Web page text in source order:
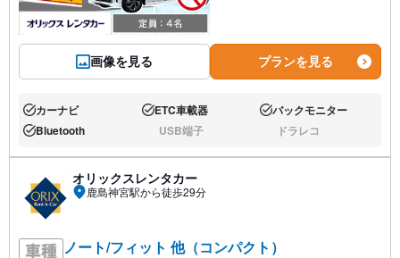
画像を見る プランを見る
あり:カーナビ あり:ETC車載器 あり:バックモニター
あり:Bluetooth なし:USB端子 なし:ドラレコ
オリックスレンタカー
鹿島神宮駅から徒歩29分
ノート/フィット 他（コンパクト）